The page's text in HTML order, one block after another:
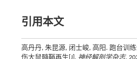
引用本文
高丹丹, 朱昆源, 闭士峻, 高阳. 跑台训